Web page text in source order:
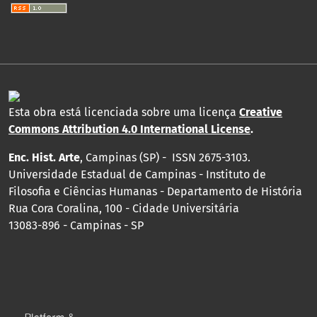
Esta obra está licenciada sobre uma licença Creative
Commons Attribution 4.0 International License.
Enc. Hist. Arte, Campinas (SP) - ISSN 2675-3103.
Universidade Estadual de Campinas - Instituto de
Filosofia e Ciências Humanas - Departamento de História
Rua Cora Coralina, 100 - Cidade Universitária
13083-896 - Campinas - SP